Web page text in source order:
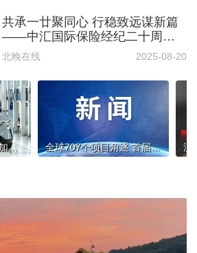
共承一廿聚同心 行稳致远谋新篇
——中汇国际保险经纪二十周年
庆典举办
北晚在线 2025-08-20
1-7月北京规上工业增加值比上年同期增长6.1% 全球707个项目角逐 首届“新国门”人才创新创业大赛在大兴开赛 沪